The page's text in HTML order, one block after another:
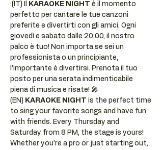
(IT) Il KARAOKE NIGHT è il momento
perfetto per cantare le tue canzoni
preferite e divertirti con gli amici. Ogni
giovedì e sabato dalle 20:00, il nostro
palco è tuo! Non importa se sei un
professionista o un principiante,
l’importante è divertirsi. Prenota il tuo
posto per una serata indimenticabile
piena di musica e risate! 🎤
(EN) KARAOKE NIGHT is the perfect time
to sing your favorite songs and have fun
with friends. Every Thursday and
Saturday from 8 PM, the stage is yours!
Whether you’re a pro or just starting out,